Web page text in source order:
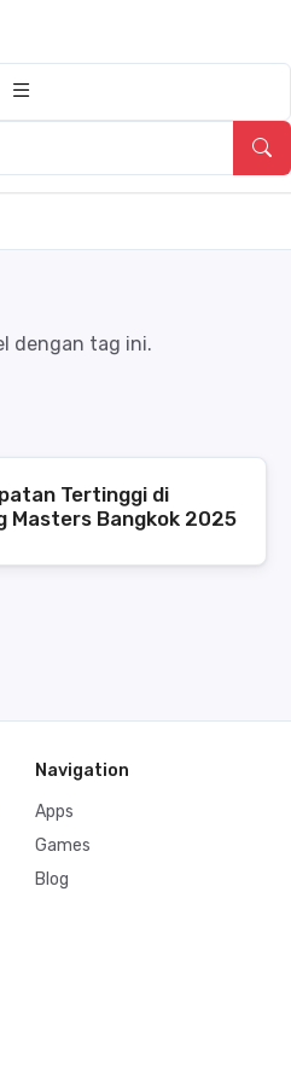
dengan tag ini.
Tertinggi di
Masters Bangkok 2025
Navigation
Apps
Games
Blog